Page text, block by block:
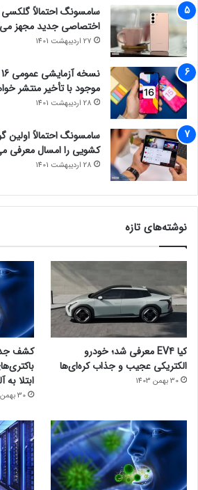
اختصاصی جدید مجهز
27 اردیبهشت 1401
موجود با تأخیر منتشر
28 اردیبهشت 1401
سامسونگ احتمالاً اولین
کشویی را امسال معرفی
28 اردیبهشت 1401
نوشته‌های تازه
کیا EV4 معرفی شد؛ خودرو
الکتریکی عجیب و جذاب کره‌ای‌ها
30 بهمن 1403
کشف
ابتلا به
30 بهمن 1403